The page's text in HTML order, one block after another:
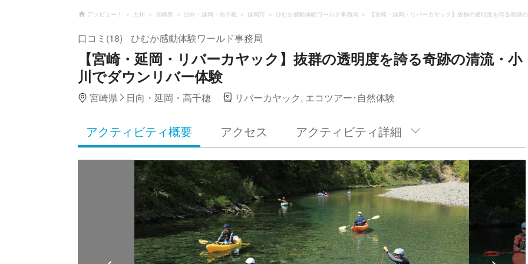
アソビュー！ 九州 宮崎県 日向・延岡・高千穂 延岡市 ひむか感動体験ワールド事務局 【宮崎・延岡・リバーカヤック】抜群の透明度を誇る奇跡
口コミ(18) ひむか感動体験ワールド事務局
【宮崎・延岡・リバーカヤック】抜群の透明度を誇る奇跡の清流・小
川でダウンリバー体験
宮崎県 日向・延岡・高千穂 リバーカヤック, エコツアー･自然体験
アクティビティ概要 アクセス アクティビティ詳細